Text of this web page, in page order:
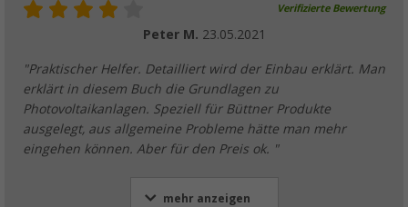
Verifizierte Bewertung
Peter M. 23.05.2021
"Praktischer Helfer. Detailliert wird der Einbau erklärt. Man
erklärt in diesem Buch die Grundlagen zu
Photovoltaikanlagen. Speziell für Büttner Produkte
ausgelegt, aus allgemeine Probleme hätte man mehr
eingehen können. Aber für den Preis ok. "
mehr anzeigen